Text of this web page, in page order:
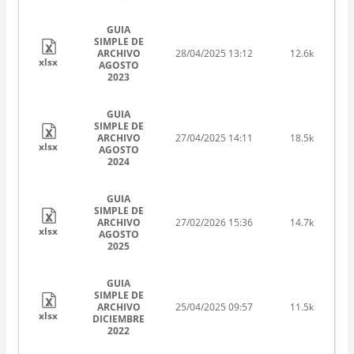
xlsx
GUIA
SIMPLE DE
ARCHIVO
AGOSTO
2023
28/04/2025 13:12 12.6k
xlsx
GUIA
SIMPLE DE
ARCHIVO
AGOSTO
2024
27/04/2025 14:11 18.5k
xlsx
GUIA
SIMPLE DE
ARCHIVO
AGOSTO
2025
27/02/2026 15:36 14.7k
xlsx
GUIA
SIMPLE DE
ARCHIVO
DICIEMBRE
2022
25/04/2025 09:57 11.5k